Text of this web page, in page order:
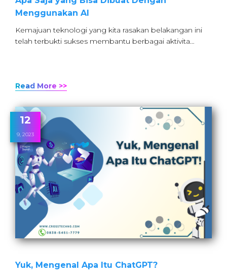
Menggunakan AI
Kemajuan teknologi yang kita rasakan belakangan ini
telah terbukti sukses membantu berbagai aktivita…
Read More >>
12
9, 2023
Yuk, Mengenal Apa Itu ChatGPT?